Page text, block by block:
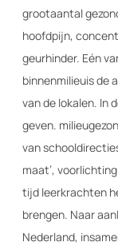
grootaantal
hoofdpijn,
geurhinder. Eén
binnenmilieuis de
van de lokalen. In
geven.
van
maat’, voorlichting
tijd leerkrachten
brengen. Naar
Nederland, in